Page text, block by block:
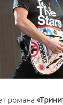
романа